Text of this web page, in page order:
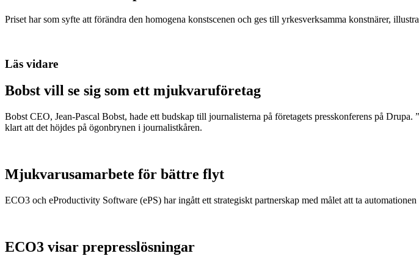
Priset har som syfte att förändra den homogena konstscenen och ges till yrkesverksamma konstnärer,
Läs vidare
Bobst vill se sig som ett mjukvaruföretag
Bobst CEO, Jean-Pascal Bobst, hade ett budskap till journalisterna på företagets presskonferens på
klart att det höjdes på ögonbrynen i journalistkåren.
Mjukvarusamarbete för bättre flyt
ECO3 och eProductivity Software (ePS) har ingått ett strategiskt partnerskap med målet att ta
ECO3 visar prepresslösningar